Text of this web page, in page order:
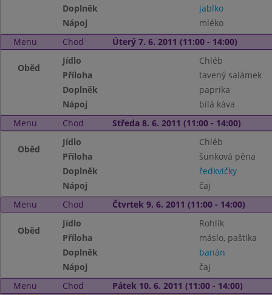
Doplněk
jablko
Nápoj
mléko
Menu
Chod Úterý 7. 6. 2011 (11:00 - 14:00)
Oběd
Jídlo
Chléb
Příloha
tavený salámek
Doplněk
paprika
Nápoj
bílá káva
Menu
Chod Středa 8. 6. 2011 (11:00 - 14:00)
Oběd
Jídlo
Chléb
Příloha
šunková pěna
Doplněk
ředkvičky
Nápoj
čaj
Menu
Chod Čtvrtek 9. 6. 2011 (11:00 - 14:00)
Oběd
Jídlo
Rohlík
Příloha
máslo, paštika
Doplněk
banán
Nápoj
čaj
Menu
Chod Pátek 10. 6. 2011 (11:00 - 14:00)